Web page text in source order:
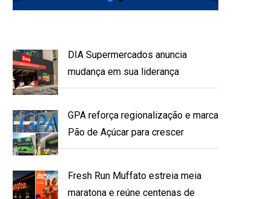
DIA Supermercados anuncia
mudança em sua liderança
GPA reforça regionalização e marca
Pão de Açúcar para crescer
Fresh Run Muffato estreia meia
maratona e reúne centenas de